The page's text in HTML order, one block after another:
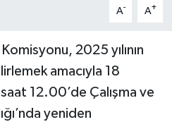
A- A+
2025 yılının
amacıyla 18
12.00’de Çalışma ve
yeniden